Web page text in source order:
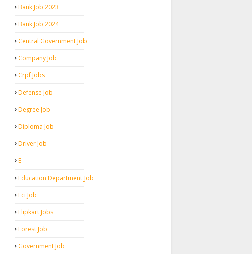
Bank Job 2023
Bank Job 2024
Central Government Job
Company Job
Crpf Jobs
Defense Job
Degree Job
Diploma Job
Driver Job
E
Education Department Job
Fci Job
Flipkart Jobs
Forest Job
Government Job